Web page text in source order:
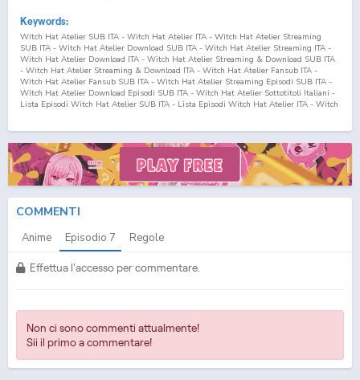
Keywords:
Witch Hat Atelier SUB ITA - Witch Hat Atelier ITA - Witch Hat Atelier Streaming
SUB ITA - Witch Hat Atelier Download SUB ITA - Witch Hat Atelier Streaming ITA -
Witch Hat Atelier Download ITA - Witch Hat Atelier Streaming & Download SUB ITA
- Witch Hat Atelier Streaming & Download ITA - Witch Hat Atelier Fansub ITA -
Witch Hat Atelier Fansub SUB ITA - Witch Hat Atelier Streaming Episodi SUB ITA -
Witch Hat Atelier Download Episodi SUB ITA - Witch Hat Atelier Sottotitoli Italiani -
Lista Episodi Witch Hat Atelier SUB ITA - Lista Episodi Witch Hat Atelier ITA - Witch
ITA Tongari Boushi no Atelier SUB ITA - Tongari Boushi no Atelier ITA - Tongari Boushi
no Atelier Streaming SUB ITA - Tongari Boushi no Atelier Download SUB ITA - Tongari
Boushi no Atelier Streaming ITA - Tongari Boushi no Atelier Download ITA - Tongari
Boushi no Atelier Streaming & Download SUB ITA - Tongari Boushi no Atelier
Atelier Fansub SUB ITA - Tongari Boushi no Atelier Streaming Episodi SUB ITA -
Tongari Boushi no Atelier Download Episodi SUB ITA - Tongari Boushi no Atelier
Tongari Boushi no Atelier ITA - Tongari Boushi no Atelier Episodio
Boushi no Atelier Episodio7
SUB ITA - Tongari Boushi no Atelier Streaming Episodio
Atelier Download Episodio7SUB ITA - Tongari Boushi no Atelier Download Episodio
COMMENTI
Anime Episodio 7 Regole
Effettua l'accesso per commentare.
Non ci sono commenti attualmente!
Sii il primo a commentare!